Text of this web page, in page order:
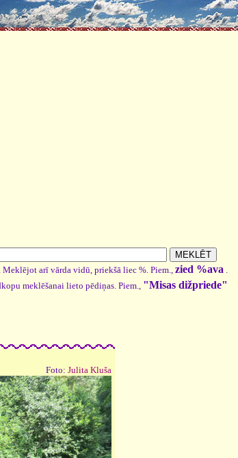
Meklējot arī vārda vidū, priekšā liec %. Piem.,zied %ava .
meklēšanai lieto pēdiņas. Piem., "Misas dižpriede"
Foto: Julita Kluša